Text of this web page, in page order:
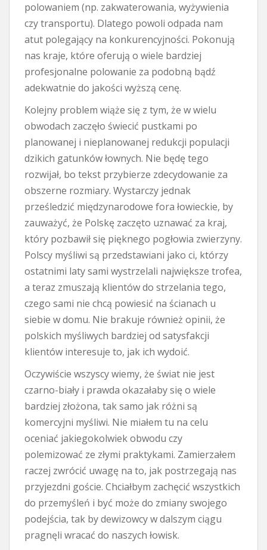
polowaniem (np. zakwaterowania, wyżywienia
czy transportu). Dlatego powoli odpada nam
atut polegający na konkurencyjności. Pokonują
nas kraje, które oferują o wiele bardziej
profesjonalne polowanie za podobną bądź
adekwatnie do jakości wyższą cenę.
Kolejny problem wiąże się z tym, że w wielu
obwodach zaczęło świecić pustkami po
planowanej i nieplanowanej redukcji populacji
dzikich gatunków łownych. Nie będę tego
rozwijał, bo tekst przybierze zdecydowanie za
obszerne rozmiary. Wystarczy jednak
prześledzić międzynarodowe fora łowieckie, by
zauważyć, że Polskę zaczęto uznawać za kraj,
który pozbawił się pięknego pogłowia zwierzyny.
Polscy myśliwi są przedstawiani jako ci, którzy
ostatnimi laty sami wystrzelali największe trofea,
a teraz zmuszają klientów do strzelania tego,
czego sami nie chcą powiesić na ścianach u
siebie w domu. Nie brakuje również opinii, że
polskich myśliwych bardziej od satysfakcji
klientów interesuje to, jak ich wydoić.
Oczywiście wszyscy wiemy, że świat nie jest
czarno-biały i prawda okazałaby się o wiele
bardziej złożona, tak samo jak różni są
komercyjni myśliwi. Nie miałem tu na celu
oceniać jakiegokolwiek obwodu czy
polemizować ze złymi praktykami. Zamierzałem
raczej zwrócić uwagę na to, jak postrzegają nas
przyjezdni goście. Chciałbym zachęcić wszystkich
do przemyśleń i być może do zmiany swojego
podejścia, tak by dewizowcy w dalszym ciągu
pragnęli wracać do naszych łowisk.